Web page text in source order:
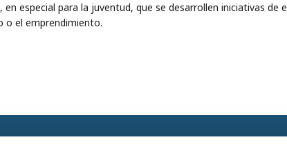
especial para la juventud, que se desarrollen iniciativas de
o el emprendimiento.